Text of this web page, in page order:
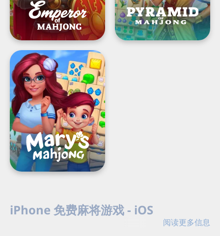
重
建
城
市
游
戏
Mary's
Mahjong:
建
造
你
的
梦
想
之
城!
Next
Page
阅读更多信息
iPhone 免费麻将游戏 - iOS